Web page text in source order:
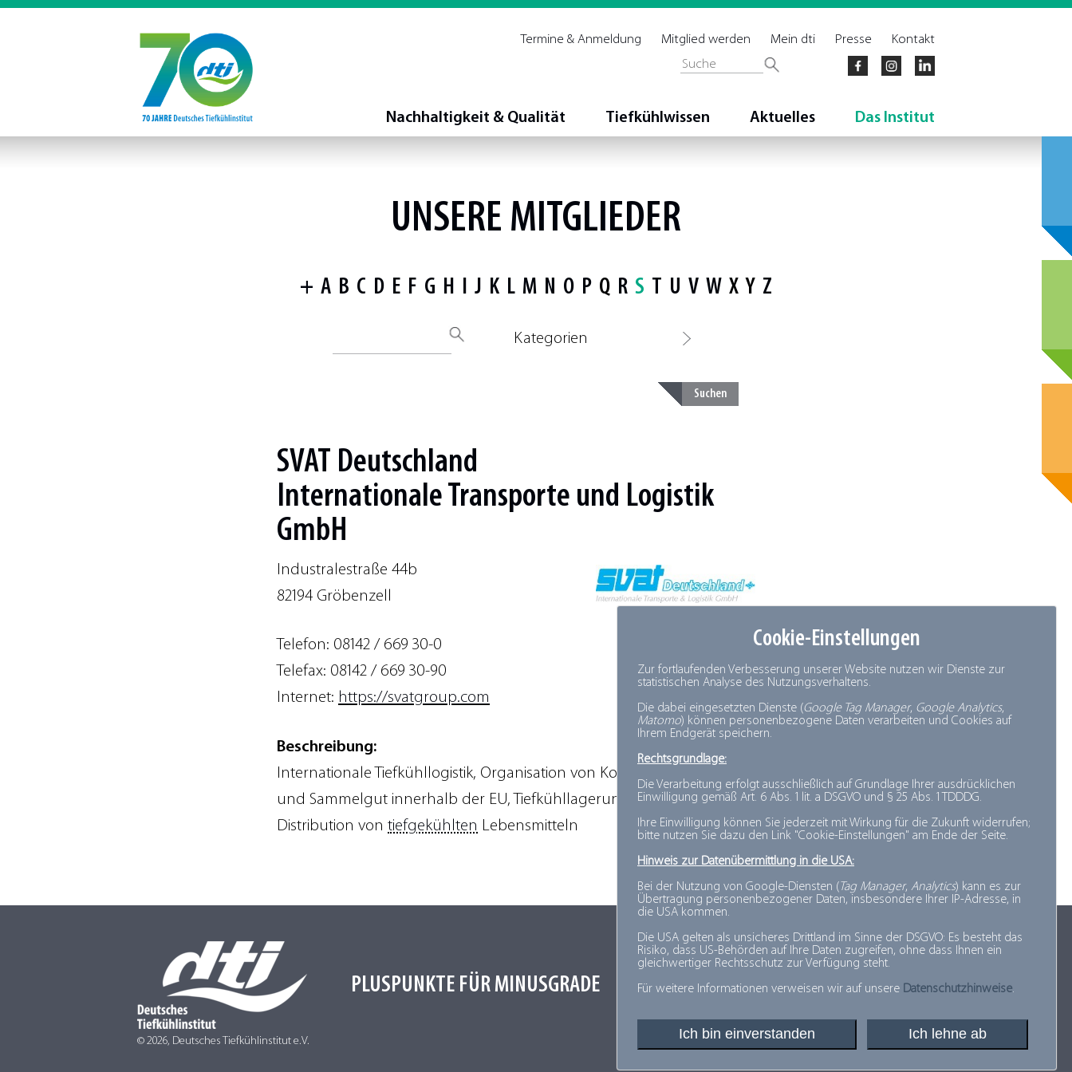
Cookie-Einstellungen
Zur fortlaufenden Verbesserung unserer Website nutzen wir Dienste zur
statistischen Analyse des Nutzungsverhaltens.
Die dabei eingesetzten Dienste (Google Tag Manager, Google Analytics,
Matomo) können personenbezogene Daten verarbeiten und Cookies auf
Ihrem Endgerät speichern.
Rechtsgrundlage:
Die Verarbeitung erfolgt ausschließlich auf Grundlage Ihrer ausdrücklichen
Einwilligung gemäß Art. 6 Abs. 1 lit. a DSGVO und § 25 Abs. 1 TDDDG.
Ihre Einwilligung können Sie jederzeit mit Wirkung für die Zukunft widerrufen;
bitte nutzen Sie dazu den Link "Cookie-Einstellungen" am Ende der Seite.
Hinweis zur Datenübermittlung in die USA:
Bei der Nutzung von Google-Diensten (Tag Manager, Analytics) kann es zur
Übertragung personenbezogener Daten, insbesondere Ihrer IP-Adresse, in
die USA kommen.
Die USA gelten als unsicheres Drittland im Sinne der DSGVO: Es besteht das
Risiko, dass US-Behörden auf Ihre Daten zugreifen, ohne dass Ihnen ein
gleichwertiger Rechtsschutz zur Verfügung steht.
Für weitere Informationen verweisen wir auf unsere Datenschutzhinweise.
Ich bin einverstanden Ich lehne ab
Kontakt
Presse
Mein dti
Mitglied werden
Termine & Anmeldung
Nachhaltigkeit & Qualität Tiefkühlwissen Aktuelles Das Institut
UNSERE MITGLIEDER
+ A B C D E F G H I J K L M N O P Q R S T U V W X Y Z
Kategorien
SVAT Deutschland
Internationale Transporte und Logistik
GmbH
Industralestraße 44b
82194 Gröbenzell
Telefon: 08142 / 669 30-0
Telefax: 08142 / 669 30-90
Internet: https://svatgroup.com
Beschreibung:
Internationale Tiefkühllogistik, Organisation von Komplettladungen
und Sammelgut innerhalb der EU, Tiefkühllagerungen in Italien,
Distribution von tiefgekühlten Lebensmitteln
Zur Übersicht
PLUSPUNKTE FÜR MINUSGRADE
Sitemap
Datenschutz
Impressum
© 2026, Deutsches Tiefkühlinstitut e.V.